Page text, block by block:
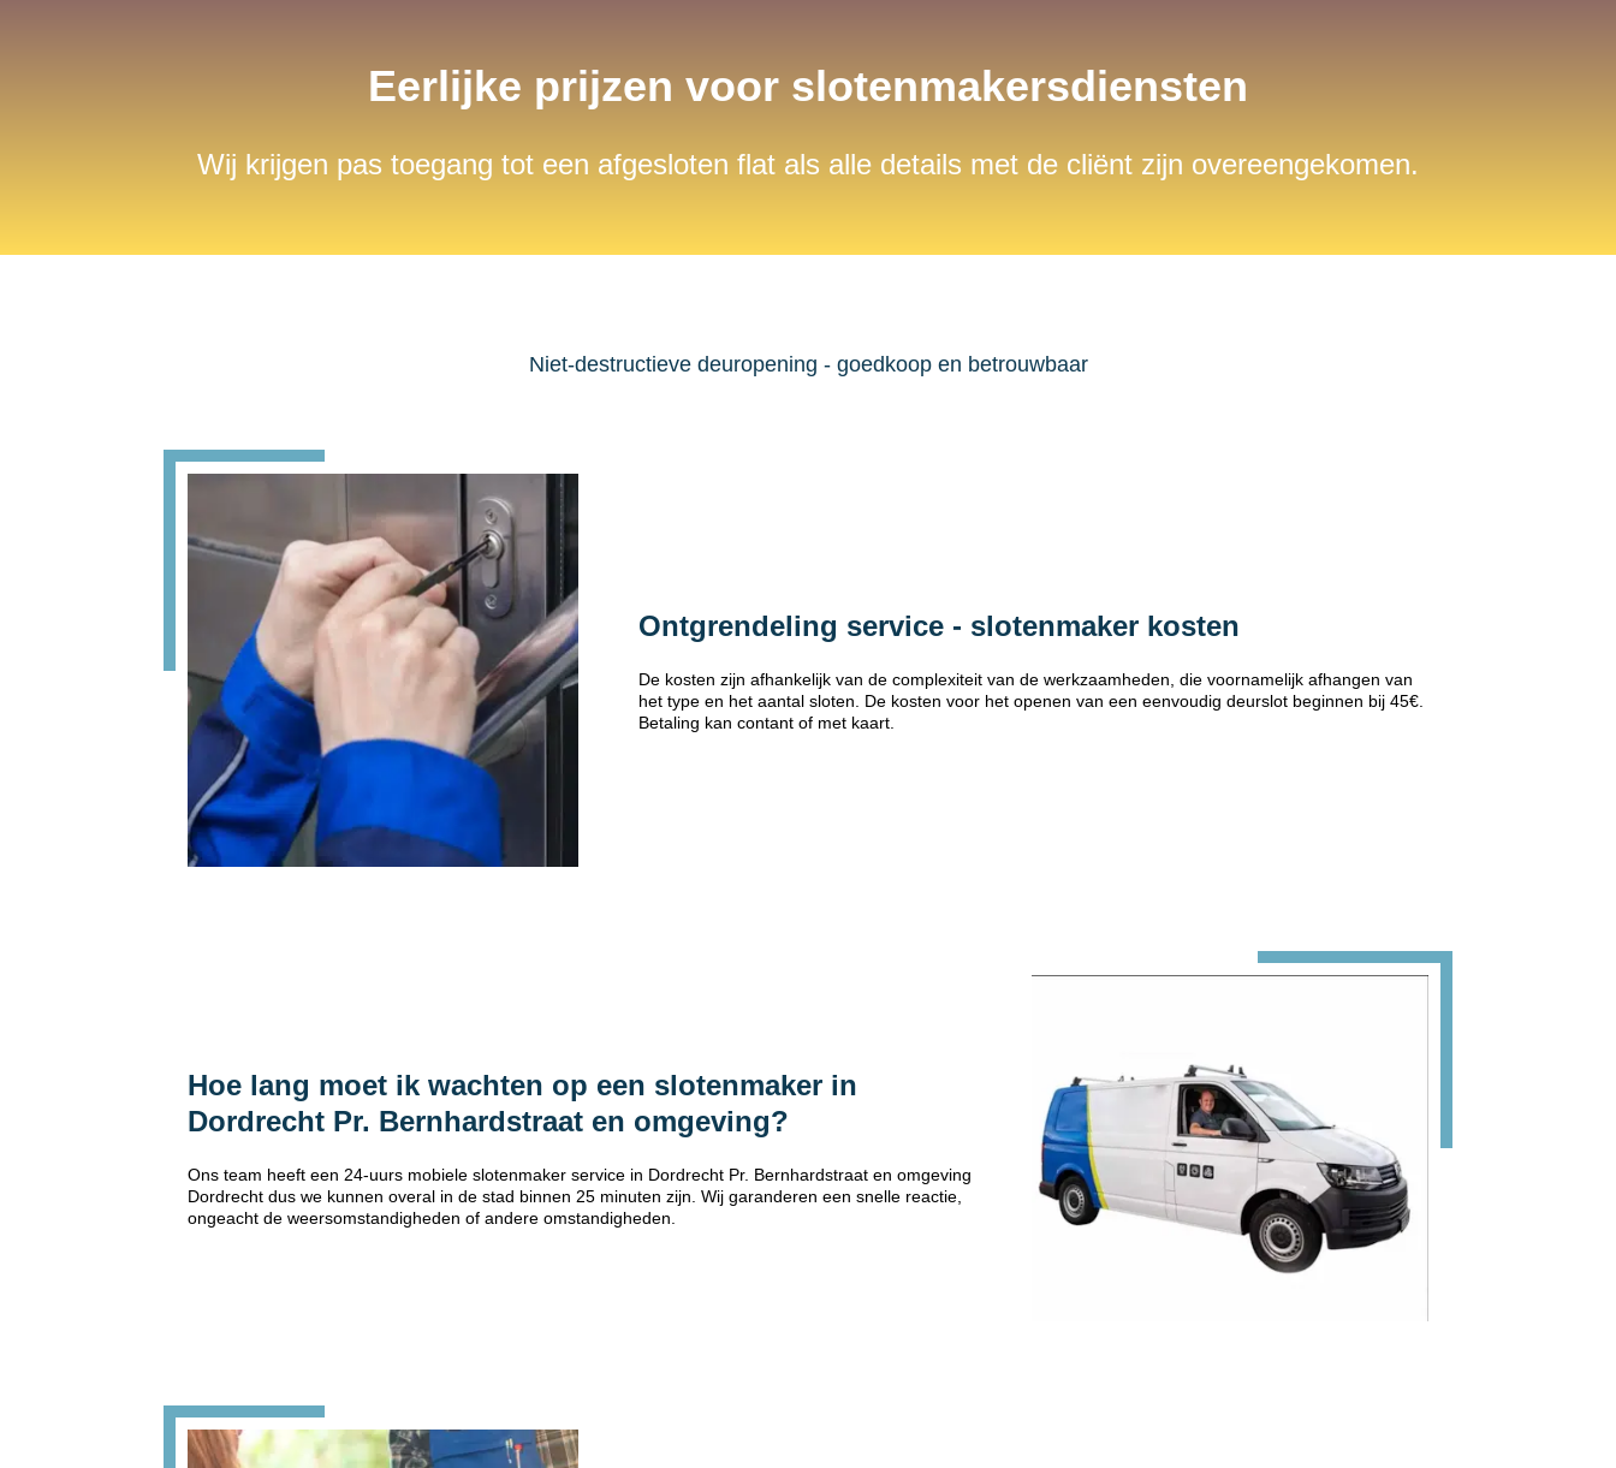
Eerlijke prijzen voor slotenmakersdiensten
Wij krijgen pas toegang tot een afgesloten flat als alle details met de cliënt zijn overeengekomen.
Niet-destructieve deuropening - goedkoop en betrouwbaar
Ontgrendeling service - slotenmaker kosten
De kosten zijn afhankelijk van de complexiteit van de werkzaamheden, die voornamelijk afhangen van
het type en het aantal sloten. De kosten voor het openen van een eenvoudig deurslot beginnen bij 45€.
Betaling kan contant of met kaart.
Hoe lang moet ik wachten op een slotenmaker in
Dordrecht Pr. Bernhardstraat en omgeving?
Ons team heeft een 24-uurs mobiele slotenmaker service in Dordrecht Pr. Bernhardstraat en omgeving
Dordrecht dus we kunnen overal in de stad binnen 25 minuten zijn. Wij garanderen een snelle reactie,
ongeacht de weersomstandigheden of andere omstandigheden.